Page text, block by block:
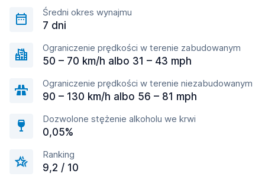
Średni okres wynajmu
7 dni
Ograniczenie prędkości w terenie zabudowanym
50 – 70 km/h albo 31 – 43 mph
Ograniczenie prędkości w terenie niezabudowanym
90 – 130 km/h albo 56 – 81 mph
Dozwolone stężenie alkoholu we krwi
0,05%
Ranking
9,2 / 10